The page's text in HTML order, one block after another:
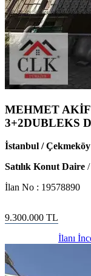
MEHMET
3+2DUBLEKS
İstanbul /
Satılık Konut Daire /
İlan No : 19578890
9.300.000 TL
İlanı